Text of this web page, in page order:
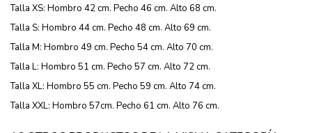
Talla XS: Hombro 42 cm. Pecho 46 cm. Alto 68 cm.
Talla S: Hombro 44 cm. Pecho 48 cm. Alto 69 cm.
Talla M: Hombro 49 cm. Pecho 54 cm. Alto 70 cm.
Talla L: Hombro 51 cm. Pecho 57 cm. Alto 72 cm.
Talla XL: Hombro 55 cm. Pecho 59 cm. Alto 74 cm.
Talla XXL: Hombro 57cm. Pecho 61 cm. Alto 76 cm.